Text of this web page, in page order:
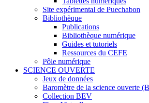
Site expérimental de Puechabon
Bibliothèque
Publications
Bibliothèque numérique
Guides et tutoriels
Ressources du CEFE
Pôle numérique
SCIENCE OUVERTE
Jeux de données
Baromètre de la science ouverte
Collection BEV